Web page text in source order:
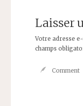
Laisser
Votre adresse
champs